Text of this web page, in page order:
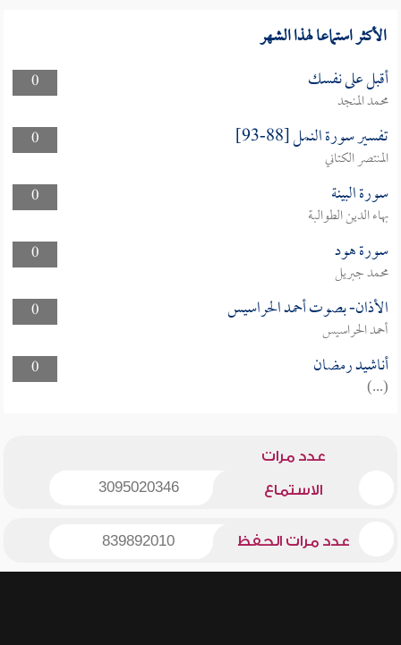
الأكثر استماعا لهذا الشهر
0 أقبل على نفسك
محمد المنجد
0
تفسير سورة النمل [88-93]
المنتصر الكتاني
0
سورة البينة
بهاء الدين الطوالبة
0
سورة هود
محمد جبريل
0
الأذان- بصوت أحمد الحراسيس
أحمد الحراسيس
0
أناشيد رمضان
(...)
عدد مرات
الاستماع 3095020346
عدد مرات الحفظ 839892010